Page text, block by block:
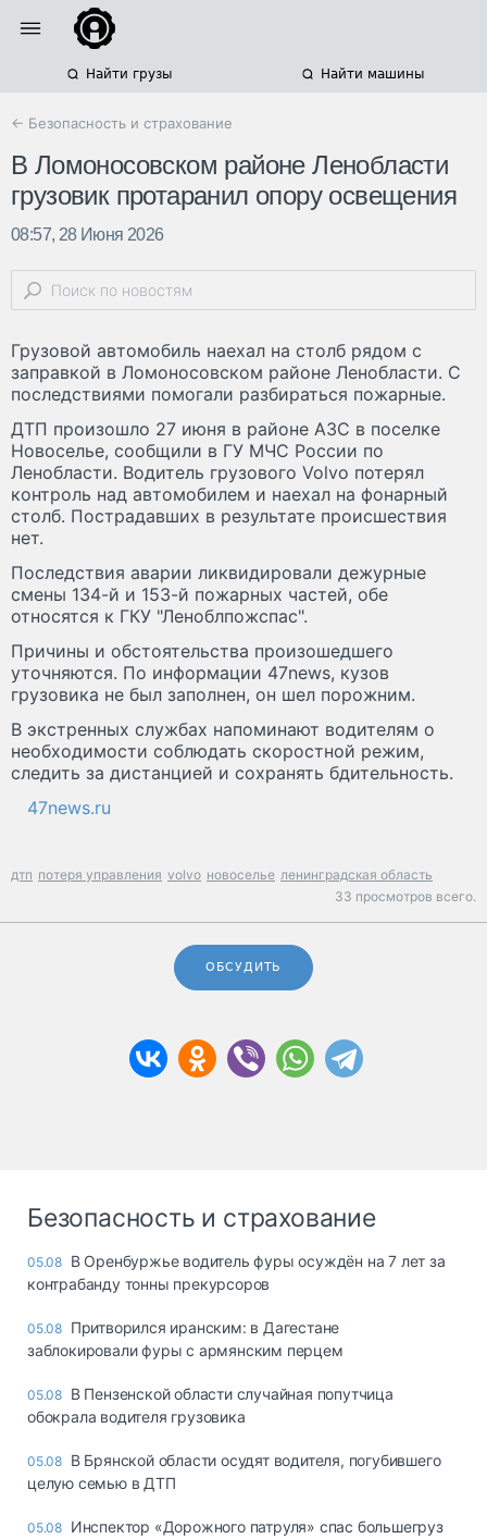
Найти грузы Найти машины
← Безопасность и страхование
В Ломоносовском районе Ленобласти
грузовик протаранил опору освещения
08:57, 28 Июня 2026
Грузовой автомобиль наехал на столб рядом с
заправкой в Ломоносовском районе Ленобласти. С
последствиями помогали разбираться пожарные.
ДТП произошло 27 июня в районе АЗС в поселке
Новоселье, сообщили в ГУ МЧС России по
Ленобласти. Водитель грузового Volvo потерял
контроль над автомобилем и наехал на фонарный
столб. Пострадавших в результате происшествия
нет.
Последствия аварии ликвидировали дежурные
смены 134-й и 153-й пожарных частей, обе
относятся к ГКУ "Леноблпожспас".
Причины и обстоятельства произошедшего
уточняются. По информации 47news, кузов
грузовика не был заполнен, он шел порожним.
В экстренных службах напоминают водителям о
необходимости соблюдать скоростной режим,
следить за дистанцией и сохранять бдительность.
47news.ru
дтп потеря управления volvo новоселье ленинградская область
33 просмотров всего.
ОБСУДИТЬ
Безопасность и страхование
05.08 В Оренбуржье водитель фуры осуждён на 7 лет за
контрабанду тонны прекурсоров
05.08 Притворился иранским: в Дагестане
заблокировали фуры с армянским перцем
05.08 В Пензенской области случайная попутчица
обокрала водителя грузовика
05.08 В Брянской области осудят водителя, погубившего
целую семью в ДТП
05.08 Инспектор «Дорожного патруля» спас большегруз